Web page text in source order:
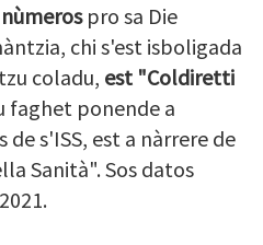
pro sa Die
chi s'est isboligada
coladu, est "Coldiretti
faghet ponende a
s'ISS, est a nàrrere de
Sanità". Sos datos